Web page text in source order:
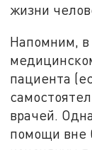
жизни
Напомним,
пациента
врачей.
помощи вне